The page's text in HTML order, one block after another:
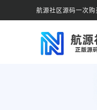
航源社区源码一次